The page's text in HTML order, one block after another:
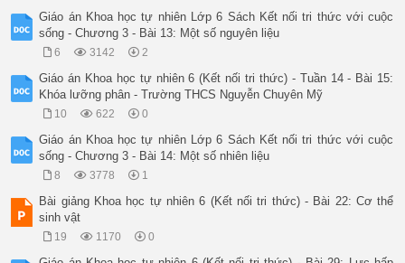
Giáo án Khoa học tự nhiên Lớp 6 Sách Kết nối tri thức với cuộc
sống - Chương 3 - Bài 13: Một số nguyên liệu
6 3142 2
Giáo án Khoa học tự nhiên 6 (Kết nối tri thức) - Tuần 14 - Bài 15:
Khóa lưỡng phân - Trường THCS Nguyễn Chuyên Mỹ
10 622 0
Giáo án Khoa học tự nhiên Lớp 6 Sách Kết nối tri thức với cuộc
sống - Chương 3 - Bài 14: Một số nhiên liệu
8 3778 1
Bài giảng Khoa học tự nhiên 6 (Kết nối tri thức) - Bài 22: Cơ thể
sinh vật
19 1170 0